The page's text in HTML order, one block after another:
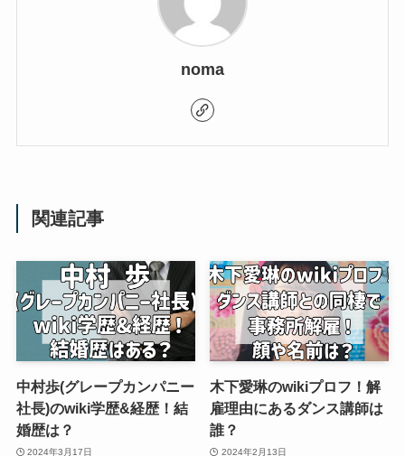
noma
関連記事
中村歩(グレープカンパニー
社長)のwiki学歴&経歴！結
婚歴は？
2024年3月17日
木下愛琳のwikiプロフ！解
雇理由にあるダンス講師は
誰？
2024年2月13日